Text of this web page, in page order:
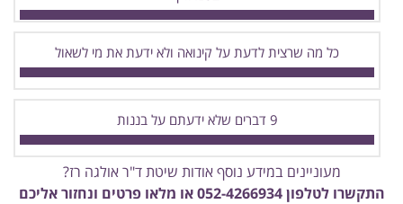
כל מה שרצית לדעת על קינואה ולא ידעת את מי לשאול
9 דברים שלא ידעתם על בננות
מעוניינים במידע נוסף אודות שיטת ד"ר אולגה רז?
התקשרו לטלפון052-4266934 או מלאו פרטים ונחזור אליכם